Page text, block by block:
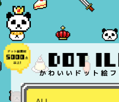
かわいいドット絵